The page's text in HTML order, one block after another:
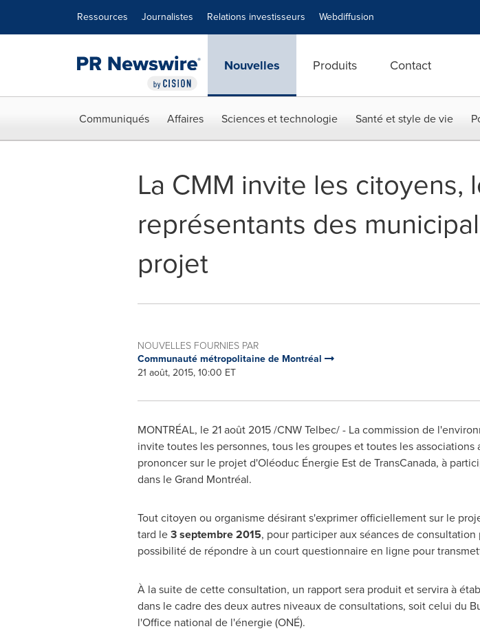
Ressources Journalistes Relations investisseurs Webdiffusion
Nouvelles Produits Contact
Communiqués Affaires Sciences et technologie Santé et style de vie
La CMM invite les
représentants des
projet
NOUVELLES FOURNIES PAR
Communauté métropolitaine de Montréal
21 août, 2015, 10:00 ET
MONTRÉAL, le 21 août 2015 /CNW Telbec/ - La commission de
invite toutes les personnes, tous les groupes et toutes les
prononcer sur le projet d'Oléoduc Énergie Est de TransCanada, à
dans le Grand Montréal.
Tout citoyen ou organisme désirant s'exprimer officiellement sur le
tard le3 septembre 2015, pour participer aux séances de
possibilité de répondre à un court questionnaire en ligne pour
À la suite de cette consultation, un rapport sera produit et servira à
dans le cadre des deux autres niveaux de consultations, soit celui du
l'Office national de l'énergie (ONÉ).